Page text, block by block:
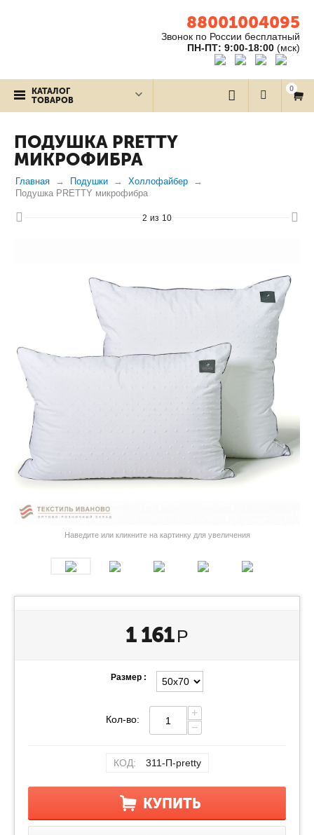
88001004095
Звонок по России бесплатный
ПН-ПТ: 9:00-18:00 (мск)
КАТАЛОГ
ТОВАРОВ
0
ПОДУШКА PRETTY
МИКРОФИБРА
Главная Подушки
Холлофайбер
Подушка PRETTY микрофибра
2 из 10
Наведите или кликните на картинку для увеличения
1 161 Р
Размер :
Кол-во:
+
−
КОД: 311-П-pretty
КУПИТЬ